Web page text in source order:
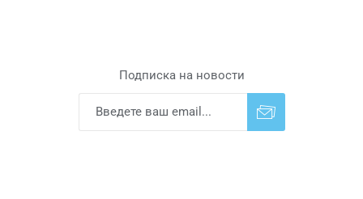
Подписка на новости